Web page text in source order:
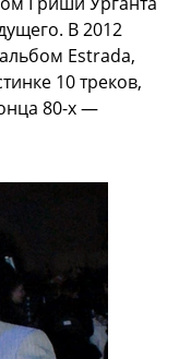
В 2012
Estrada,
10 треков,
80-х —